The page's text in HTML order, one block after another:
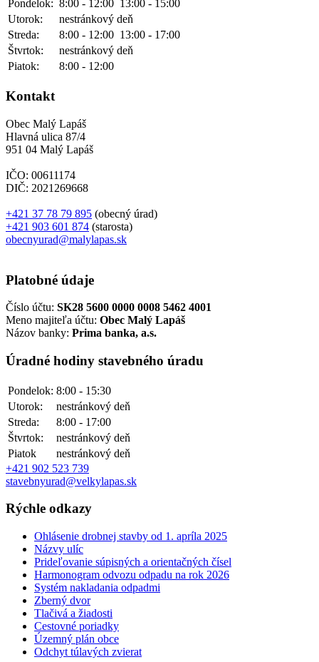
Pondelok: 8:00 - 12:00 13:00 - 15:00
Utorok:
nestránkový deň
Streda:
8:00 - 12:00 13:00 - 17:00
Štvrtok:
nestránkový deň
Piatok:
8:00 - 12:00
Kontakt
Obec Malý Lapáš
Hlavná ulica 87/4
951 04 Malý Lapáš
IČO: 00611174
DIČ: 2021269668
+421 37 78 79 895 (obecný úrad)
+421 903 601 874 (starosta)
obecnyurad@malylapas.sk
Platobné údaje
Číslo účtu: SK28 5600 0000 0008 5462 4001
Meno majiteľa účtu: Obec Malý Lapáš
Názov banky: Prima banka, a.s.
Úradné hodiny stavebného úradu
Pondelok: 8:00 - 15:30
Utorok:
nestránkový deň
Streda:
8:00 - 17:00
Štvrtok:
nestránkový deň
Piatok
nestránkový deň
+421 902 523 739
stavebnyurad@velkylapas.sk
Rýchle odkazy
Ohlásenie drobnej stavby od 1. apríla 2025
Názvy ulíc
Prideľovanie súpisných a orientačných čísel
Harmonogram odvozu odpadu na rok 2026
Systém nakladania odpadmi
Zberný dvor
Tlačivá a žiadosti
Cestovné poriadky
Územný plán obce
Odchyt túlavých zvierat